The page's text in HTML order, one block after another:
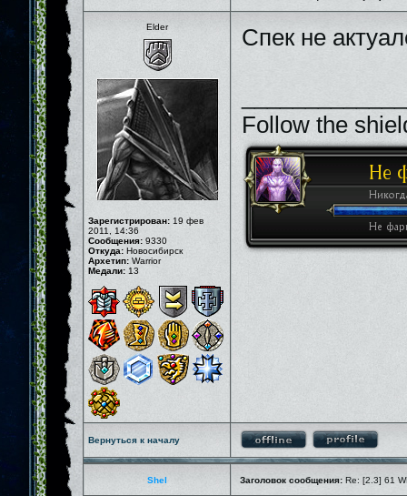
Elder
Зарегистрирован: 19 фев
2011, 14:36
Сообщения: 9330
Откуда: Новосибирск
Архетип: Warrior
Медали: 13
Спек не
Follow the
Вернуться к началу
Shel Заголовок сообщения: Re: [2.3] 61